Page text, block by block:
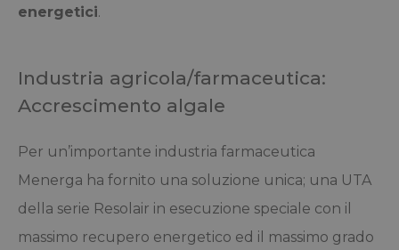
energetici.
Industria agricola/farmaceutica:
Accrescimento algale
Per un’importante industria farmaceutica
Menerga ha fornito una soluzione unica; una UTA
della serie Resolair in esecuzione speciale con il
massimo recupero energetico ed il massimo grado
non può essere utilizzato correttamente senza i
cookie strettamente necessari.
_GRECAPTCHA
Google LLC